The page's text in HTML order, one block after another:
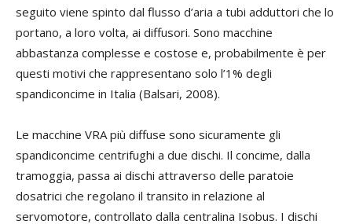
seguito viene spinto dal flusso d’aria a tubi adduttori che lo
portano, a loro volta, ai diffusori. Sono macchine
abbastanza complesse e costose e, probabilmente è per
questi motivi che rappresentano solo l’1% degli
spandiconcime in Italia (Balsari, 2008).
Le macchine VRA più diffuse sono sicuramente gli
spandiconcime centrifughi a due dischi. Il concime, dalla
tramoggia, passa ai dischi attraverso delle paratoie
dosatrici che regolano il transito in relazione al
servomotore, controllato dalla centralina Isobus. I dischi